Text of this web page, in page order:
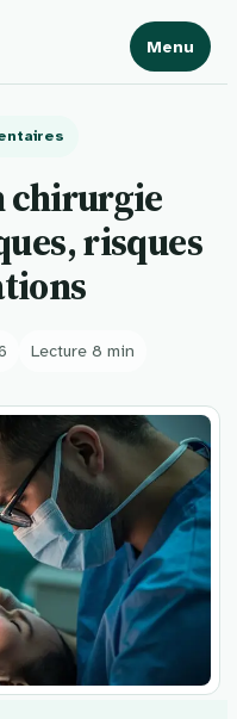
Menu
chirurgie
risques
Lecture 8 min